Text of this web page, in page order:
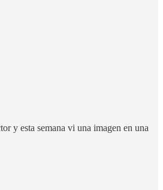
y esta semana vi una imagen en una